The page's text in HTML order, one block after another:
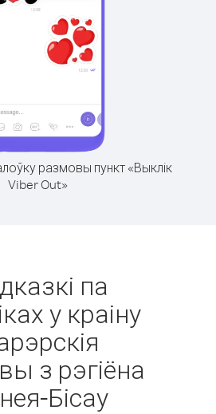
размовы пункт «Выклік
Viber Out»
па
у краіну
з рэгіёна
Бісау